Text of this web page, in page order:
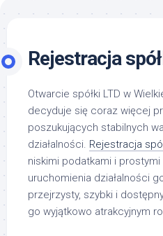
Rejestracja
Otwarcie spółki LTD w
decyduje się coraz więcej
poszukujących stabilnych
działalności. Rejestracja
niskimi podatkami i
uruchomienia działalności
przejrzysty, szybki i
go wyjątkowo atrakcyjnym